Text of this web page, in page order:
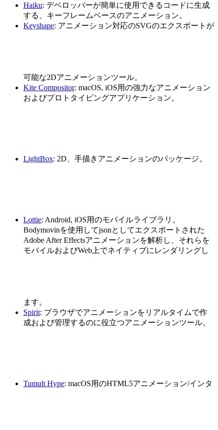
Haiku: デベロッパーが簡単に使用できるコードに生成
する、キーフレームベースのアニメーション。
Keyshape: アニメーション対応のSVGのエクスポートが
可能な2Dアニメーションツール。
Kite Compositor: macOS, iOS用の強力なアニメーション
およびプロトタイピングアプリケーション。
LightBox: 2D、手描きアニメーションのパッケージ。
Lottie: Android, iOS用のモバイルライブラリ。
Bodymovinを使用してjsonとしてエクスポートされた
Adobe After Effectsアニメーションを解析し、それらを
モバイルおよびWeb上でネイティブにレンダリングし
ます。
Spirit: ブラウザでアニメーションをリアルタイムで作
成および管理するのに役立つアニメーションツール。
Tumult Hype: macOS用のHTML5アニメーション/インタ